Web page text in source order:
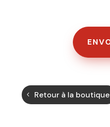
Retour à la boutique